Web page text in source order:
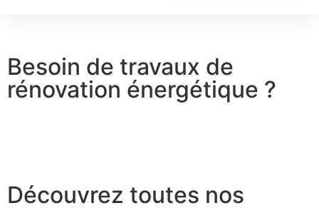
Besoin de travaux de
rénovation énergétique ?
Découvrez toutes nos